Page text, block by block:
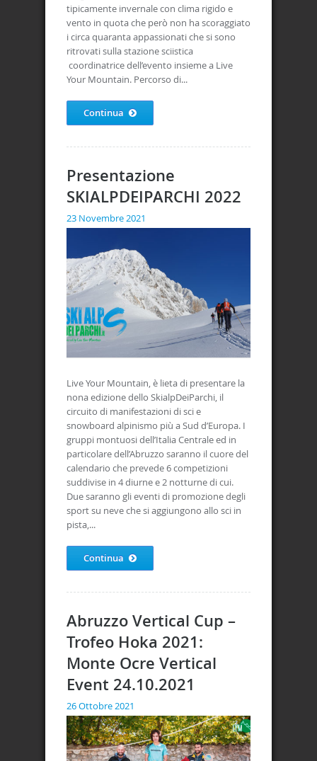
tipicamente invernale con clima rigido e
vento in quota che però non ha scoraggiato
i circa quaranta appassionati che si sono
ritrovati sulla stazione sciistica
coordinatrice dell’evento insieme a Live
Your Mountain. Percorso di...
Continua
Presentazione
SKIALPDEIPARCHI 2022
23 Novembre 2021
Live Your Mountain, è lieta di presentare la
nona edizione dello SkialpDeiParchi, il
circuito di manifestazioni di sci e
snowboard alpinismo più a Sud d’Europa. I
gruppi montuosi dell’Italia Centrale ed in
particolare dell’Abruzzo saranno il cuore del
calendario che prevede 6 competizioni
suddivise in 4 diurne e 2 notturne di cui.
Due saranno gli eventi di promozione degli
sport su neve che si aggiungono allo sci in
pista,...
Continua
Abruzzo Vertical Cup –
Trofeo Hoka 2021:
Monte Ocre Vertical
Event 24.10.2021
26 Ottobre 2021